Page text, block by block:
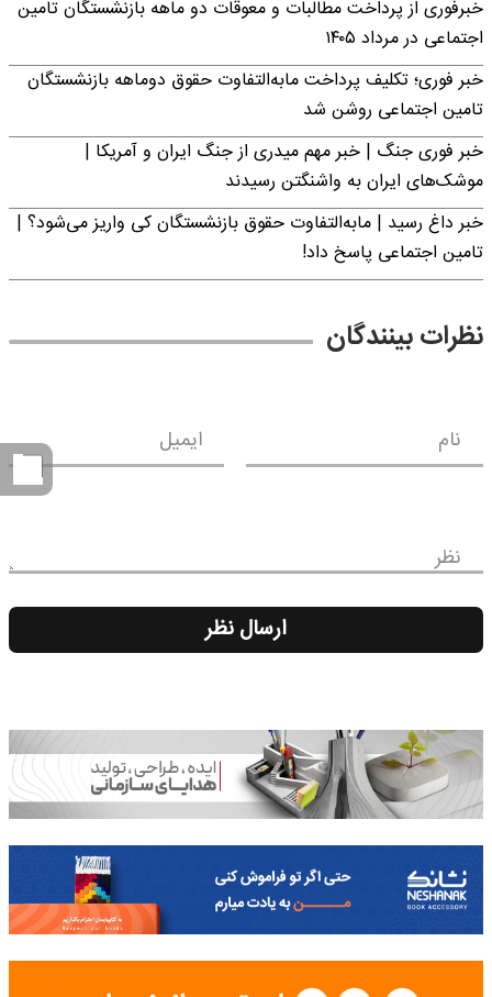
خبرفوری از پرداخت مطالبات و معوقات دو ماهه بازنشستگان تامین
اجتماعی در مرداد ۱۴۰۵
خبر فوری؛ تکلیف پرداخت مابه‌التفاوت حقوق دوماهه بازنشستگان
تامین اجتماعی روشن شد
خبر فوری جنگ | خبر مهم میدری از جنگ ایران و آمریکا |
موشک‌های ایران به واشنگتن رسیدند
خبر داغ رسید | مابه‌التفاوت حقوق بازنشستگان کی واریز می‌شود؟ |
تامین اجتماعی پاسخ داد!
نظرات بینندگان
نام ایمیل
نظر
ارسال نظر